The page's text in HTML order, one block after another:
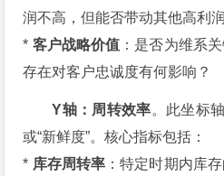
润不高，但能否带动其他高利
* 客户战略价值 ：是否为维系
存在对客户忠诚度有何影响？
Y轴：周转效率。此坐标
或“新鲜度”。核心指标包括：
* 库存周转率 ：特定时期内库